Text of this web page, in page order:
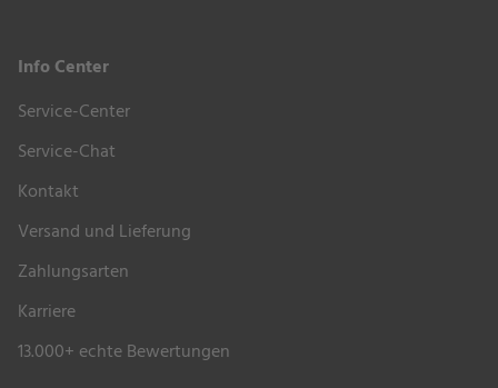
Info Center
Service-Center
Service-Chat
Kontakt
Versand und Lieferung
Zahlungsarten
Karriere
13.000+ echte Bewertungen